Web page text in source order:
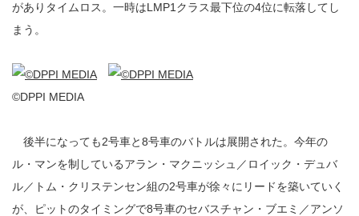
がありタイムロス。一時はLMP1クラス最下位の4位に転落してし
まう。
©DPPI MEDIA
後半になっても2号車と8号車のバトルは展開された。今年の
ル・マンを制しているアラン・マクニッシュ／ロイック・デュバ
ル／トム・クリステンセン組の2号車が徐々にリードを築いていく
が、ピットのタイミングで8号車のセバスチャン・ブエミ／アンソ